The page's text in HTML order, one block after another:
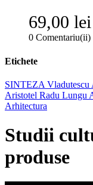
69,00 lei
0 Comentariu(ii)
Etichete
SINTEZA Vladutescu
Aristotel Radu Lungu
Arhitectura
Studii
produse